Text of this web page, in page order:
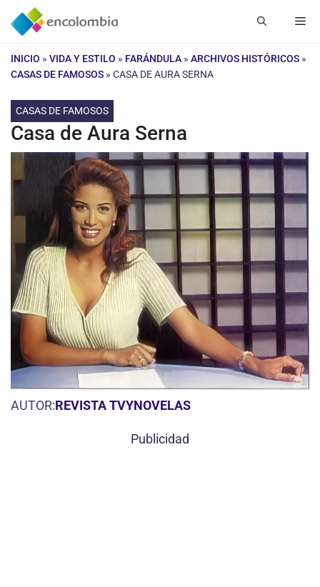
Saltar
INICIO » VIDA Y ESTILO » FARÁNDULA » ARCHIVOS HISTÓRICOS »
CASAS DE FAMOSOS » CASA DE AURA SERNA
CASAS DE FAMOSOS
Casa de Aura Serna
AUTOR:REVISTA TVYNOVELAS
Publicidad